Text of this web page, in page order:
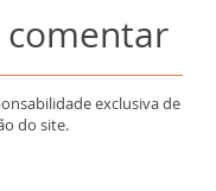
exclusiva de
do site.